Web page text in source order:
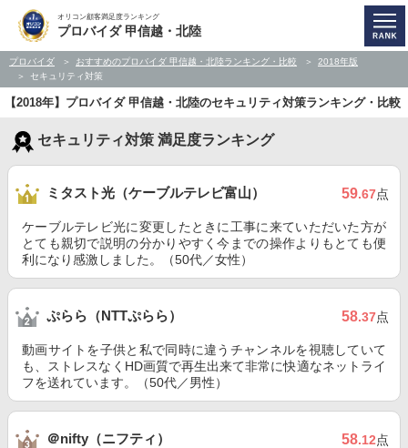
オリコン顧客満足度ランキング
プロバイダ 甲信越・北陸
プロバイダ おすすめのプロバイダ 甲信越・北陸ランキング・比較
2018年版
セキュリティ対策
【2018年】プロバイダ 甲信越・北陸のセキュリティ対策ランキング・比較
セキュリティ対策 満足度ランキング
ミタスト光（ケーブルテレビ富山） 59.67点
ケーブルテレビ光に変更したときに工事に来ていただいた方が
とても親切で説明の分かりやすく今までの操作よりもとても便
利になり感激しました。（50代／女性）
ぷらら（NTTぷらら） 58.37点
動画サイトを子供と私で同時に違うチャンネルを視聴していて
も、ストレスなくHD画質で再生出来て非常に快適なネットライ
フを送れています。（50代／男性）
＠nifty（ニフティ） 58.12点